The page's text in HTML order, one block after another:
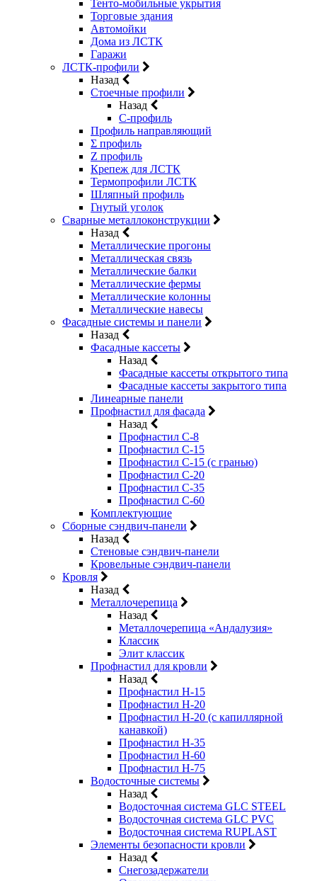
Тенто-мобильные укрытия
Торговые здания
Автомойки
Дома из ЛСТК
Гаражи
ЛСТК-профили
Назад
Стоечные профили
Назад
C-профиль
Профиль направляющий
Σ профиль
Z профиль
Крепеж для ЛСТК
Термопрофили ЛСТК
Шляпный профиль
Гнутый уголок
Сварные металлоконструкции
Назад
Металлические прогоны
Металлическая связь
Металлические балки
Металлические фермы
Металлические колонны
Металлические навесы
Фасадные системы и панели
Назад
Фасадные кассеты
Назад
Фасадные кассеты открытого типа
Фасадные кассеты закрытого типа
Линеарные панели
Профнастил для фасада
Назад
Профнастил С-8
Профнастил С-15
Профнастил С-15 (с гранью)
Профнастил С-20
Профнастил С-35
Профнастил С-60
Комплектующие
Сборные сэндвич-панели
Назад
Стеновые сэндвич-панели
Кровельные сэндвич-панели
Кровля
Назад
Металлочерепица
Назад
Металлочерепица «Андалузия»
Классик
Элит классик
Профнастил для кровли
Назад
Профнастил Н-15
Профнастил Н-20
Профнастил Н-20 (с капиллярной
канавкой)
Профнастил Н-35
Профнастил Н-60
Профнастил Н-75
Водосточные системы
Назад
Водосточная система GLC STEEL
Водосточная система GLC PVC
Водосточная система RUPLAST
Элементы безопасности кровли
Назад
Снегозадержатели